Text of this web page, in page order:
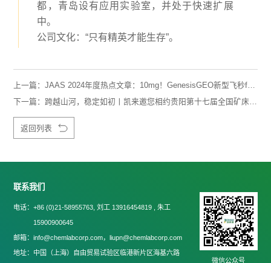
都，青岛设有应用实验室，并处于快速扩展
中。
公司文化：“只有精英才能生存”。
上一篇：JAAS 2024年度热点文章：10mg！GenesisGEO新型飞秒fsLA-ICPMS法快速测定全岩主微量元素
下一篇： 跨越山河，稳定如初丨凯来邀您相约贵阳第十七届全国矿床会议现场体验
返回列表
联系我们
电话：+86 (0)21-58955763, 刘工 13916454819 , 朱工
15900900645
邮箱：info@chemlabcorp.com，liupn@chemlabcorp.com
地址： 中国（上海）自由贸易试验区临港新片区海基六路
微信公众号